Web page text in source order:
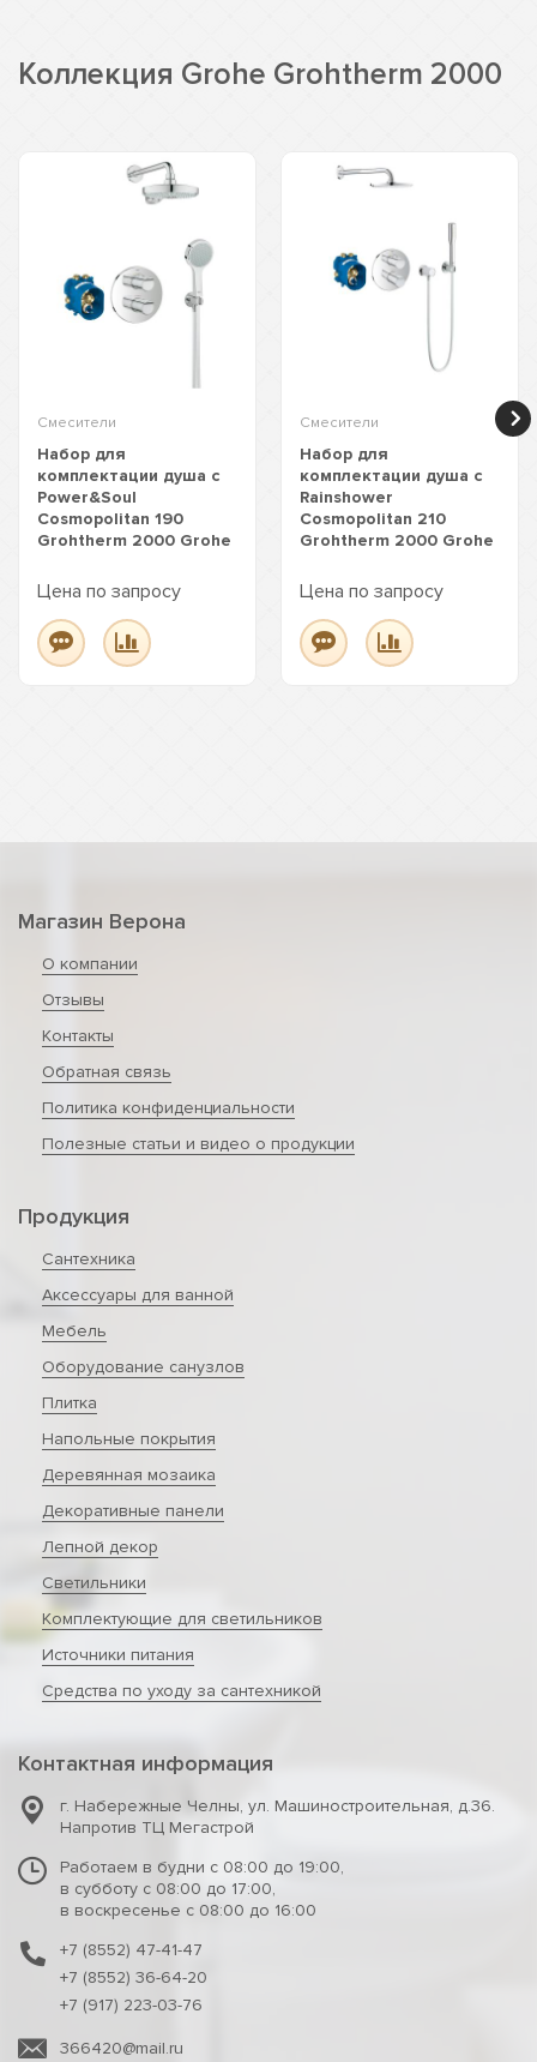
Коллекция Grohe Grohtherm 2000
Смесители
Набор для
комплектации душа с
Power&Soul
Cosmopolitan 190
Grohtherm 2000 Grohe
Цена по запросу
Смесители
Набор для
комплектации душа с
Rainshower
Cosmopolitan 210
Grohtherm 2000 Grohe
Цена по запросу
Магазин Верона
О компании
Отзывы
Контакты
Обратная связь
Политика конфиденциальности
Полезные статьи и видео о продукции
Продукция
Сантехника
Аксессуары для ванной
Мебель
Оборудование санузлов
Плитка
Напольные покрытия
Деревянная мозаика
Декоративные панели
Лепной декор
Светильники
Комплектующие для светильников
Источники питания
Средства по уходу за сантехникой
Контактная информация
г. Набережные Челны, ул. Машиностроительная, д.36.
Напротив ТЦ Мегастрой
Работаем в будни с 08:00 до 19:00,
в субботу с 08:00 до 17:00,
в воскресенье с 08:00 до 16:00
+7 (8552) 47-41-47
+7 (8552) 36-64-20
+7 (917) 223-03-76
366420@mail.ru